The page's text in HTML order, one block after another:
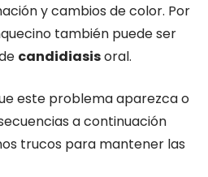
y cambios de color. Por
también puede ser
candidiasisoral.
este problema aparezca o
a continuación
trucos para mantener las